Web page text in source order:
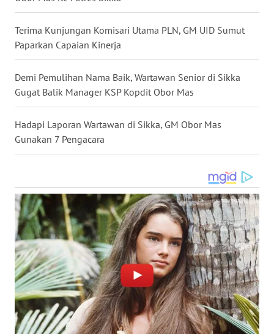
Terima Kunjungan Komisari Utama PLN, GM UID Sumut
Paparkan Capaian Kinerja
Demi Pemulihan Nama Baik, Wartawan Senior di Sikka
Gugat Balik Manager KSP Kopdit Obor Mas
Hadapi Laporan Wartawan di Sikka, GM Obor Mas
Gunakan 7 Pengacara
WN
MALUT
WN
DAIRI
WN
DANAU
TOBA
WN
LANGKAT
WN
TAPANULI
SELATAN
WN
TANJUNG